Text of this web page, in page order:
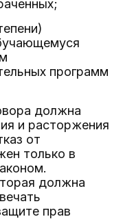
программ
должна
и расторжения
от
только в
должна
прав